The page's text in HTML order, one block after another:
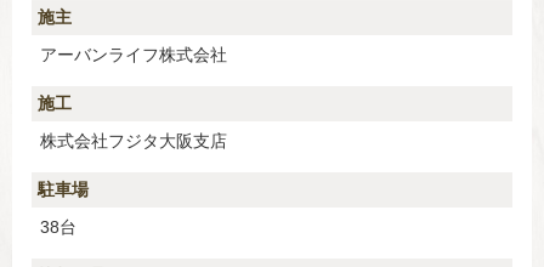
施主
アーバンライフ株式会社
施工
株式会社フジタ大阪支店
駐車場
38台